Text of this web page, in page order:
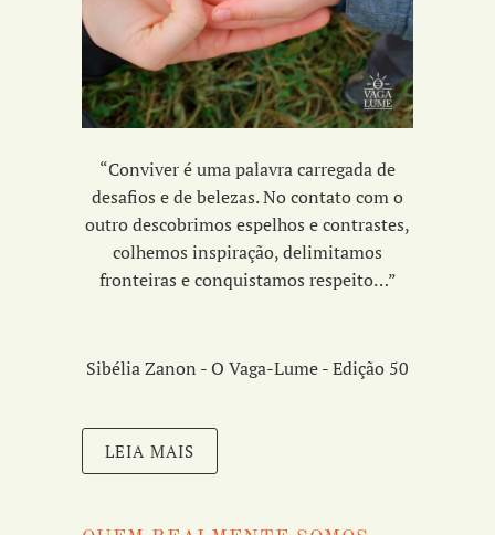
“Conviver é uma palavra carregada de
desafios e de belezas. No contato com o
outro descobrimos espelhos e contrastes,
colhemos inspiração, delimitamos
fronteiras e conquistamos respeito…”
Sibélia Zanon - O Vaga-Lume - Edição 50
LEIA MAIS